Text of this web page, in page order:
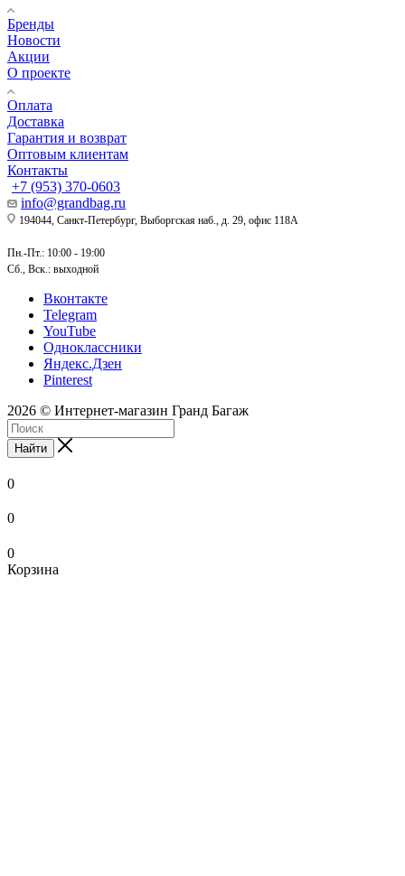
Бренды
Новости
Акции
О проекте
Оплата
Доставка
Гарантия и возврат
Оптовым клиентам
Контакты
+7 (953) 370-0603
info@grandbag.ru
194044, Санкт-Петербург, Выборгская наб., д. 29, офис 118А
Пн.-Пт.: 10:00 - 19:00
Сб., Вск.: выходной
Вконтакте
Telegram
YouTube
Одноклассники
Яндекс.Дзен
Pinterest
2026 © Интернет-магазин Гранд Багаж
Найти
0
0
0
Корзина